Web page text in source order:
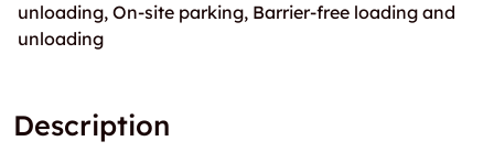
unloading, On-site parking, Barrier-free loading and
unloading
Description